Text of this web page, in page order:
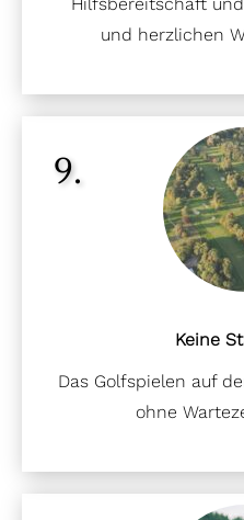
und herzlichen
9.
Keine
Das Golfspielen auf
ohne